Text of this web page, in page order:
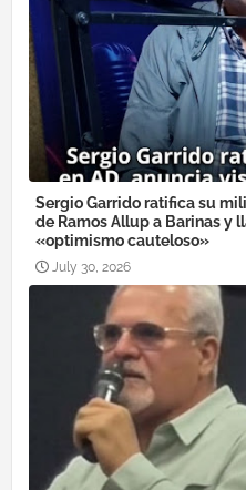
Sergio Garrido ratifica su
de Ramos Allup a Barinas y
«optimismo cauteloso»
July 30, 2026